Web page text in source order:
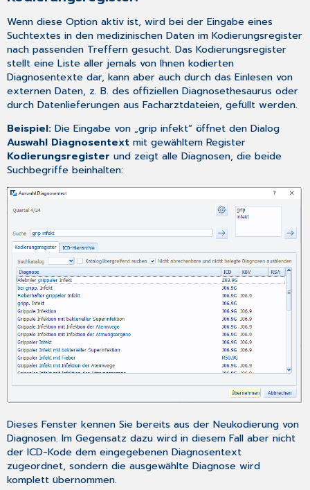
Wenn diese Option aktiv ist, wird bei der Eingabe eines
Suchtextes in denmedizinischen Daten im Kodierungsregister
nach passenden Treffern gesucht. Das Kodierungsregister
stellt eine Liste aller jemals von Ihnen kodierten
Diagnosentexte dar, kann aber auch durch das Einlesen von
externen Daten, z. B. des offiziellen Diagnosethesaurus oder
durch Datenlieferungen aus Facharztdateien, gefüllt werden.
Beispiel: Die Eingabe von „grip infekt“ öffnet den Dialog
Auswahl Diagnosentext mit gewähltem Register
Kodierungsregister und zeigt alle Diagnosen, die beide
Suchbegriffe beinhalten:
Dieses Fenster kennen Sie bereits aus derNeukodierung von
Diagnosen. Im Gegensatz dazu wird in diesem Fall aber nicht
der ICD-Kode dem eingegebenen Diagnosentext
zugeordnet, sondern die ausgewählte Diagnose wird
komplett übernommen.